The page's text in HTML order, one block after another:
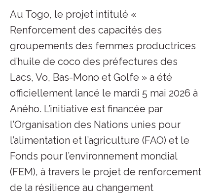
Au Togo, le projet intitulé «
Renforcement des capacités des
groupements des femmes productrices
d’huile de coco des préfectures des
Lacs, Vo, Bas-Mono et Golfe » a été
officiellement lancé le mardi 5 mai 2026 à
Aného. L’initiative est financée par
l’Organisation des Nations unies pour
l’alimentation et l’agriculture (FAO) et le
Fonds pour l’environnement mondial
(FEM), à travers le projet de renforcement
de la résilience au changement